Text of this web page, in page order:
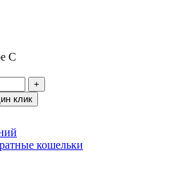
C
клик
кошельки